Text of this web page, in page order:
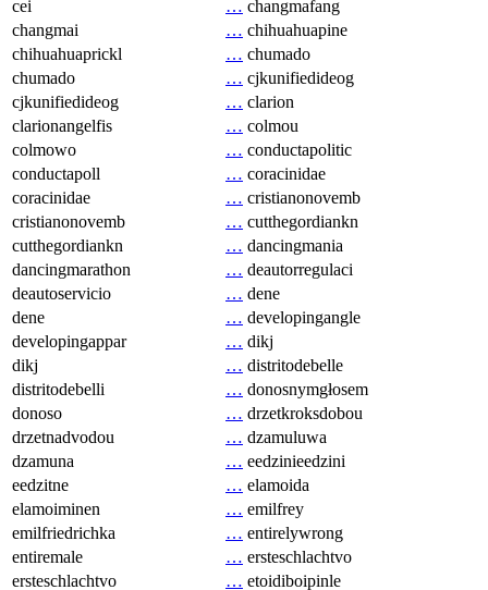
cei
… changmafang
changmai
… chihuahuapine
chihuahuaprickl
… chumado
chumado
… cjkunifiedideog
cjkunifiedideog
… clarion
clarionangelfis
… colmou
colmowo
… conductapolitic
conductapoll
… coracinidae
coracinidae
… cristianonovemb
cristianonovemb
… cutthegordiankn
cutthegordiankn
… dancingmania
dancingmarathon
… deautorregulaci
deautoservicio
… dene
dene
… developingangle
developingappar
… dikj
dikj
… distritodebelle
distritodebelli
… donosnymgłosem
donoso
… drzetkroksdobou
drzetnadvodou
… dzamuluwa
dzamuna
… eedzinieedzini
eedzitne
… elamoida
elamoiminen
… emilfrey
emilfriedrichka
… entirelywrong
entiremale
… ersteschlachtvo
ersteschlachtvo
… etoidiboipinle